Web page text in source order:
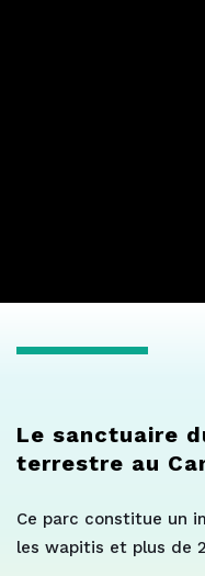
Le sanctuaire
terrestre au
Ce parc constitue un
les wapitis et plus de